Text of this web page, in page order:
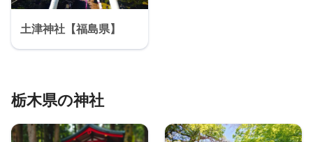
土津神社【福島県】
栃木県の神社